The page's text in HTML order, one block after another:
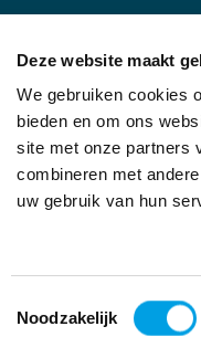
Deze website maakt
We gebruiken cookies
bieden en om ons
site met onze partners
combineren met
uw gebruik van hun
Toestemmingsselectie
Noodzakelijk